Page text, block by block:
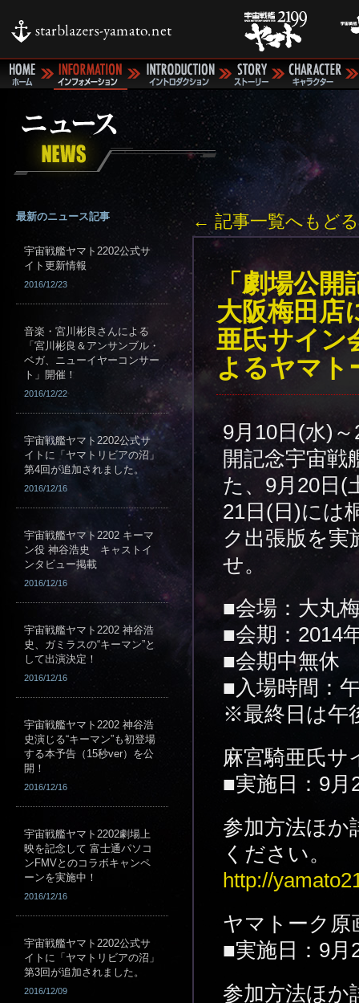
最新のニュース記事
宇宙戦艦ヤマト2202公式サ
イト更新情報
2016/12/23
音楽・宮川彬良さんによる
「宮川彬良＆アンサンブル・
ベガ、ニューイヤーコンサー
ト」開催！
2016/12/22
宇宙戦艦ヤマト2202公式サ
イトに「ヤマトリビアの沼」
第4回が追加されました。
2016/12/16
宇宙戦艦ヤマト2202 キーマ
ン役 神谷浩史 キャストイ
ンタビュー掲載
2016/12/16
宇宙戦艦ヤマト2202 神谷浩
史、ガミラスの“キーマン”と
して出演決定！
2016/12/16
宇宙戦艦ヤマト2202 神谷浩
史演じる“キーマン”も初登場
する本予告（15秒ver）を公
開！
2016/12/16
宇宙戦艦ヤマト2202劇場上
映を記念して 富士通パソコ
ンFMVとのコラボキャンペ
ーンを実施中！
2016/12/16
宇宙戦艦ヤマト2202公式サ
イトに「ヤマトリビアの沼」
第3回が追加されました。
2016/12/09
← 記事一覧へもどる
「劇場公
大阪梅田店
亜氏サイン
よるヤマト
9月10日(水)
開記念宇宙戦
た、9月20日(
21日(日)には
ク出張版を
せ。
■会場：大丸
■会期：2014
■会期中無休
■入場時間：
※最終日は午
麻宮騎亜氏サ
■実施日：9月
参加方法ほか
ください。
http://
ヤマトーク原
■実施日：9月
参加方法ほか